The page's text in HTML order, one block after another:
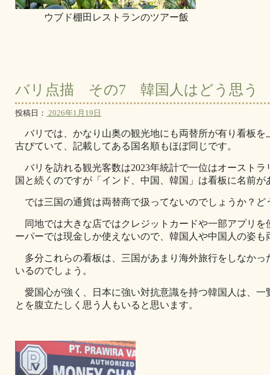
ウブド棚田レストランのツアー飯
バリ点描 その7 韓国人はどう思う
投稿日： 2026年1月19日
バリでは、かなり山奥の観光地にも両替所が有り看板を
古びていて、記載してある国名順もほぼ同じです。
バリを訪れる観光客数は2023年統計で一位はオースト
国と続くのですが「インド、中国、韓国」は看板に名前が
では三国の通貨は両替商で扱ってないのでしょうか？ど
同地では大きな店ではクレジットカードや一部アプリを
ーパーでは現金しか使えないので、韓国人や中国人の姿も
多分これらの看板は、三国があまり海外旅行をしなかっ
いるのでしょう。
愛国心が強く、日本に強い対抗意識を持つ韓国人は、一
とを腹立たしく思う人もいると思います。